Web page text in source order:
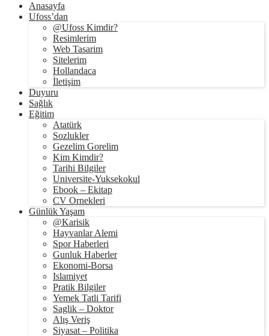
Anasayfa
Ufoss’dan
@Ufoss Kimdir?
Resimlerim
Web Tasarim
Sitelerim
Hollandaca
İletişim
Duyuru
Sağlık
Eğitim
Atatürk
Sozlukler
Gezelim Gorelim
Kim Kimdir?
Tarihi Bilgiler
Universite-Yuksekokul
Ebook – Ekitap
CV Ornekleri
Günlük Yaşam
@Karisik
Hayvanlar Alemi
Spor Haberleri
Gunluk Haberler
Ekonomi-Borsa
Islamiyet
Pratik Bilgiler
Yemek Tatli Tarifi
Saglik – Doktor
Alış Veriş
Siyasat – Politika